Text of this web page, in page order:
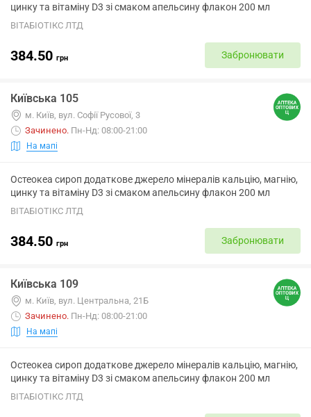
цинку та вітаміну D3 зі смаком апельсину флакон 200 мл
ВІТАБІОТІКС ЛТД
384.50 грн Забронювати
Київська 105
м. Київ, вул. Софії Русової, 3
Зачинено. Пн-Нд: 08:00-21:00
На мапі
Остеокеа сироп додаткове джерело мінералів кальцію, магнію,
цинку та вітаміну D3 зі смаком апельсину флакон 200 мл
ВІТАБІОТІКС ЛТД
384.50 грн Забронювати
Київська 109
м. Київ, вул. Центральна, 21Б
Зачинено. Пн-Нд: 08:00-21:00
На мапі
Остеокеа сироп додаткове джерело мінералів кальцію, магнію,
цинку та вітаміну D3 зі смаком апельсину флакон 200 мл
ВІТАБІОТІКС ЛТД